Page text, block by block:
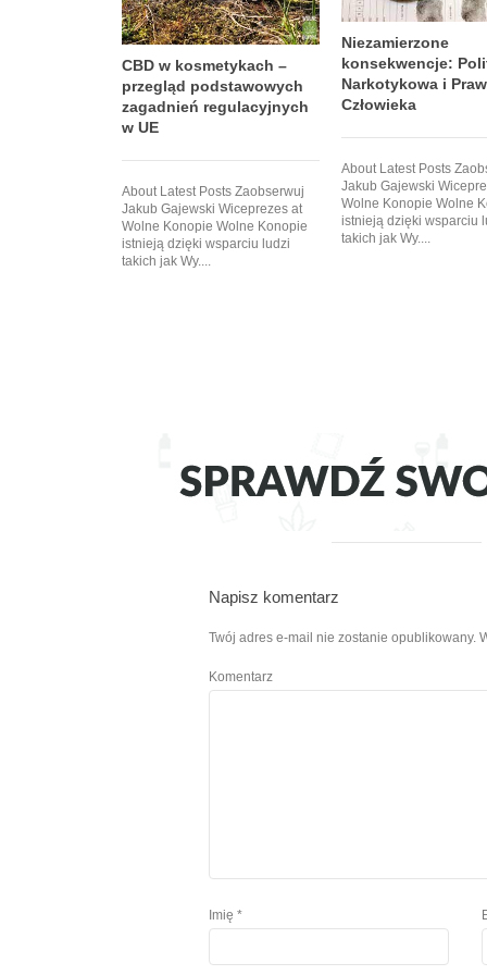
CBD w kosmetykach –
przegląd podstawowych
zagadnień regulacyjnych
w UE
About Latest Posts Zaobserwuj
Jakub Gajewski Wiceprezes at
Wolne Konopie Wolne Konopie
istnieją dzięki wsparciu ludzi
takich jak Wy....
Niezamierzone
konsekwencje:
Narkotykowa i
Człowieka
About Latest Posts
Jakub Gajewski
Wolne Konopie Wolne
istnieją dzięki wsparciu
takich jak Wy....
Napisz komentarz
Twój adres e-mail nie zostanie opublikowany.
Komentarz
Imię *